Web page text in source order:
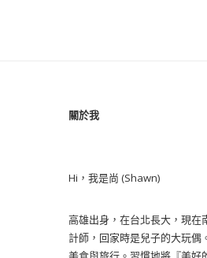
關於我
Hi，我是尚 (Shawn)
高雄出身，在台北長大，現在
計師，回家時是兒子的大玩偶